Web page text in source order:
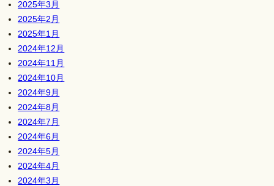
2025年3月
2025年2月
2025年1月
2024年12月
2024年11月
2024年10月
2024年9月
2024年8月
2024年7月
2024年6月
2024年5月
2024年4月
2024年3月